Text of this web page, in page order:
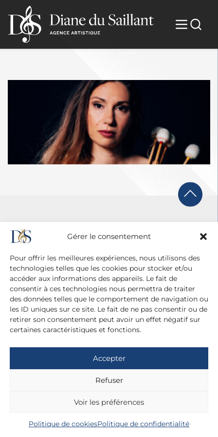
Gérer le consentement
Pour offrir les meilleures expériences, nous utilisons des
technologies telles que les cookies pour stocker et/ou
accéder aux informations des appareils. Le fait de
consentir à ces technologies nous permettra de traiter
des données telles que le comportement de navigation ou
les ID uniques sur ce site. Le fait de ne pas consentir ou de
retirer son consentement peut avoir un effet négatif sur
certaines caractéristiques et fonctions.
Accepter
Refuser
Voir les préférences
Politique de cookiesPolitique de confidentialité
Design sans titre (2)
Agence Diane Du Saillant
20 cité Malesherbes - 75009 Paris
+ 33 (0)1 42 81 38 21
+ 33 (0)6 13 42 22 52
dianedusaillant@gmail.com
Mentions légales